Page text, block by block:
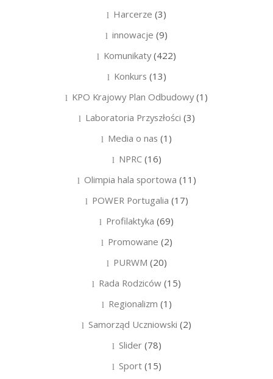
Harcerze (3)
innowacje (9)
Komunikaty(422)
Konkurs (13)
KPO Krajowy Plan Odbudowy(1)
Laboratoria Przyszłości (3)
Media o nas (1)
NPRC(16)
Olimpia hala sportowa (11)
POWER Portugalia (17)
Profilaktyka (69)
Promowane (2)
PURWM (20)
Rada Rodziców (15)
Regionalizm (1)
Samorząd Uczniowski (2)
Slider(78)
Sport(15)